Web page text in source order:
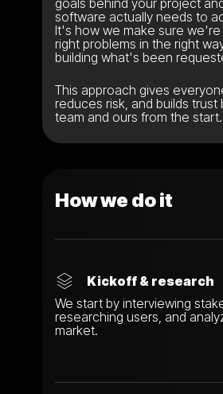
goals behind your project
software actually needs to
It's how we make sure
right problems in the right
building what's been
This approach gives
reduces risk, and builds
team and ours from the start.
How we do it
Kickoff & research
We start by interviewing
researching users, and
market.